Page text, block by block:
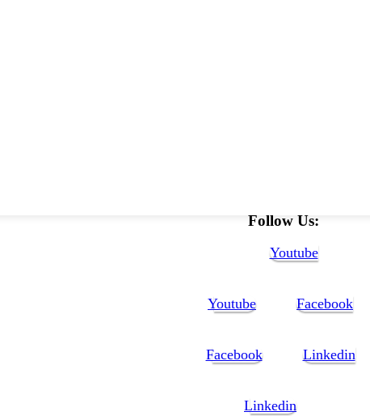
Follow Us:
Youtube
Youtube Facebook
Facebook Linkedin
Linkedin